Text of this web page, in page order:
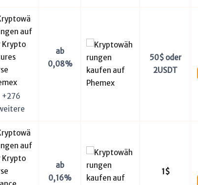
+276
ab
0,08%
50$ oder
2USDT
ab
0,16%
1$